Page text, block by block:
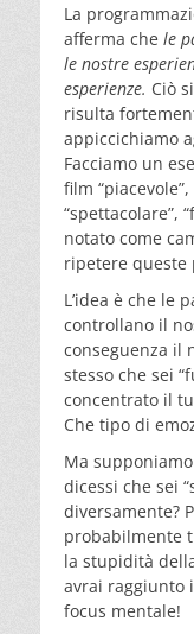
La
afferma che le
le nostre
esperienze. Ciò
risulta
appiccichiamo
Facciamo un
film
“spettacolare”,
notato come
ripetere queste
L’idea è che le
controllano il
conseguenza il
stesso che sei
concentrato il
Che tipo di
Ma
dicessi che sei
diversamente?
probabilmente
la stupidità
avrai raggiunto
focus mentale!